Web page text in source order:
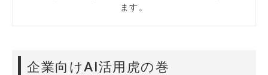
ます。
企業向けAI活用虎の巻